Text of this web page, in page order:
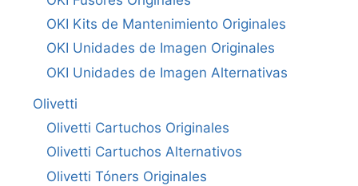
OKI Kits de Mantenimiento Originales
OKI Unidades de Imagen Originales
OKI Unidades de Imagen Alternativas
Olivetti
Olivetti Cartuchos Originales
Olivetti Cartuchos Alternativos
Olivetti Tóners Originales